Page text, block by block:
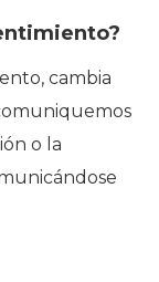
cambia
o la